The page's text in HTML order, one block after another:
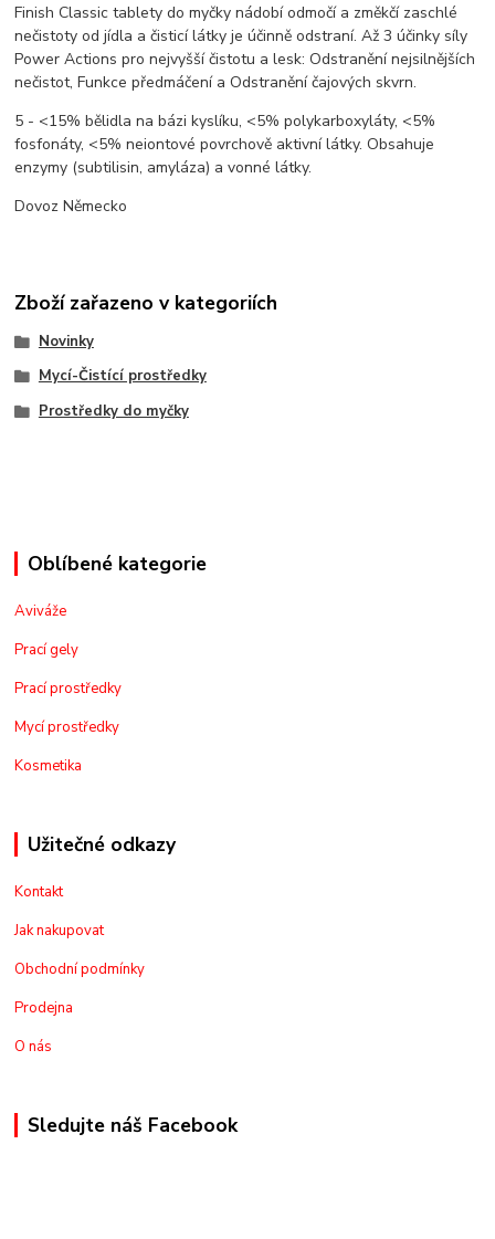
Finish Classic tablety do myčky nádobí odmočí a změkčí zaschlé
nečistoty od jídla a čisticí látky je účinně odstraní. Až 3 účinky síly
Power Actions pro nejvyšší čistotu a lesk: Odstranění nejsilnějších
nečistot, Funkce předmáčení a Odstranění čajových skvrn.
5 - <15% bělidla na bázi kyslíku, <5% polykarboxyláty, <5%
fosfonáty, <5% neiontové povrchově aktivní látky.Obsahuje
enzymy (subtilisin, amyláza) a vonné látky.
Dovoz Německo
Zboží zařazeno v kategoriích
Novinky
Mycí-Čistící prostředky
Prostředky do myčky
Oblíbené kategorie
Aviváže
Prací gely
Prací prostředky
Mycí prostředky
Kosmetika
Užitečné odkazy
Kontakt
Jak nakupovat
Obchodní podmínky
Prodejna
O nás
Sledujte náš Facebook